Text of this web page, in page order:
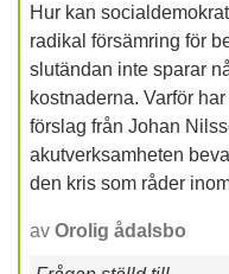
Hur kan
radikal försämring för
slutändan inte sparar
kostnaderna. Varför
förslag från Johan
akutverksamheten
den kris som råder
av Orolig ådalsbo